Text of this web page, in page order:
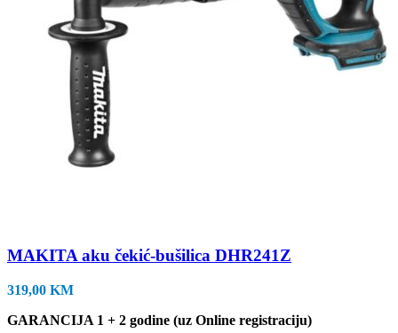
MAKITA aku čekić-bušilica DHR241Z
319,00 KM
GARANCIJA 1 + 2 godine (uz Online registraciju)